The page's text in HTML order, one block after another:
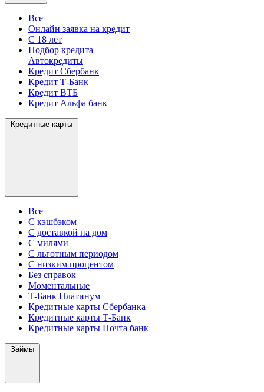
Все
Онлайн заявка на кредит
С 18 лет
Подбор кредита
Автокредиты
Кредит Сбербанк
Кредит Т-Банк
Кредит ВТБ
Кредит Альфа банк
Кредитные карты
Все
С кэшбэком
С доставкой на дом
С милями
С льготным периодом
С низким процентом
Без справок
Моментальные
Т-Банк Платинум
Кредитные карты Сбербанка
Кредитные карты Т-Банк
Кредитные карты Почта банк
Займы